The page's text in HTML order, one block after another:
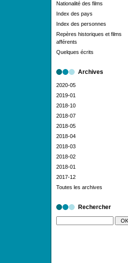
Nationalité des films
Index des pays
Index des personnes
Repères historiques et films
afférents
Quelques écrits
Archives
2020-05
2019-01
2018-10
2018-07
2018-05
2018-04
2018-03
2018-02
2018-01
2017-12
Toutes les archives
Rechercher